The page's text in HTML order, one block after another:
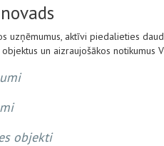
uzņēmumus, aktīvi piedalieties
un aizraujošākos notikumus
objekti